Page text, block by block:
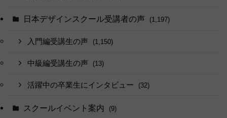
日本デザインスクール受講者の声 (1,197)
入門編受講生の声 (1,150)
中級編受講生の声 (13)
活躍中の卒業生にインタビュー (32)
スクールイベント案内 (9)